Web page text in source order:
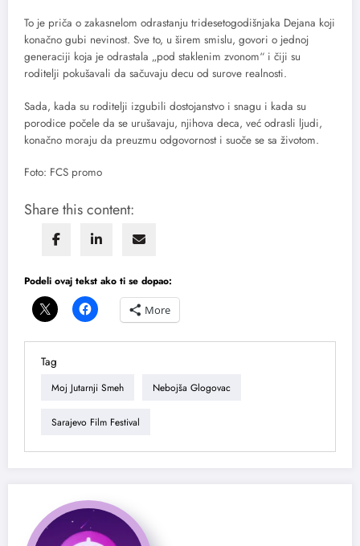
To je priča o zakasnelom odrastanju tridesetogodišnjaka Dejana koji
konačno gubi nevinost. Sve to, u širem smislu, govori o jednoj
generaciji koja je odrastala „pod staklenim zvonom“ i čiji su
roditelji pokušavali da sačuvaju decu od surove realnosti.
Sada, kada su roditelji izgubili dostojanstvo i snagu i kada su
porodice počele da se urušavaju, njihova deca, već odrasli ljudi,
konačno moraju da preuzmu odgovornost i suoče se sa životom.
Foto: FCS promo
Share this content:
Podeli ovaj tekst ako ti se dopao:
More
Tag
Moj Jutarnji Smeh Nebojša Glogovac
Sarajevo Film Festival